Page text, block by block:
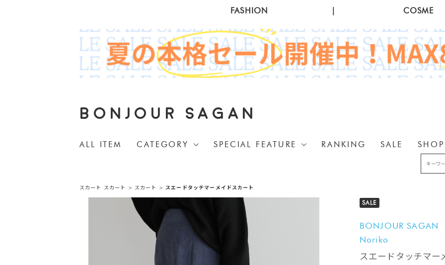
FASHION COSME
BONJOUR SAGAN
ALL ITEM CATEGORY SPECIAL FEATURE RANKING SALE
スカート スカート > スカート > スエードタッチマーメイドスカート
SALE
BONJOUR SAGAN
Noriko
スエードタッチマー